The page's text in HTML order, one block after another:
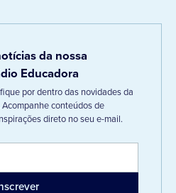
da nossa
Educadora
por dentro das novidades da
conteúdos de
direto no seu e-mail.